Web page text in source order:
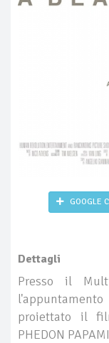
GOOGLE
Dettagli
Presso il
l'appuntamento
proiettato il
PHEDON